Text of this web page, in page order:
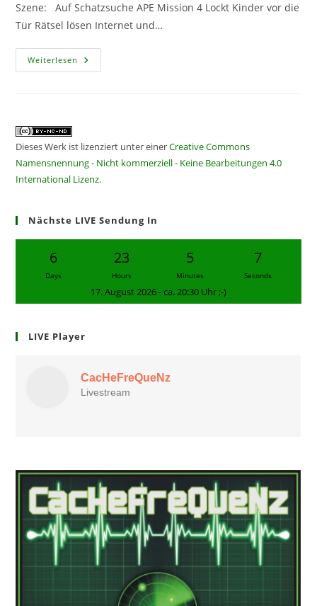
Szene: Auf Schatzsuche APE Mission 4 Lockt Kinder vor die
Tür Rätsel lösen Internet und…
Weiterlesen CF255
–
Dieses Werk ist lizenziert unter einerCreative Commons
Namensnennung - Nicht kommerziell - Keine Bearbeitungen 4.0
International Lizenz.
Nächste LIVE Sendung In
6
Days
23
Hours
5
Minutes
7
Seconds
17. August 2026 - ca. 20:30 Uhr ;-)
LIVE Player